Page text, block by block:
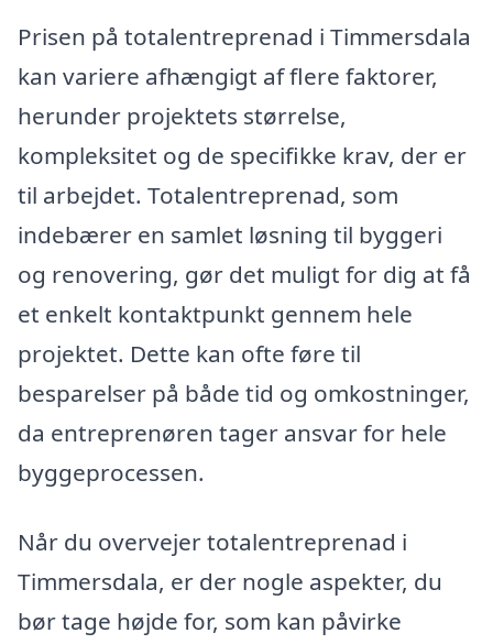
Prisen på totalentreprenad i Timmersdala
kan variere afhængigt af flere faktorer,
herunder projektets størrelse,
kompleksitet og de specifikke krav, der er
til arbejdet. Totalentreprenad, som
indebærer en samlet løsning til byggeri
og renovering, gør det muligt for dig at få
et enkelt kontaktpunkt gennem hele
projektet. Dette kan ofte føre til
besparelser på både tid og omkostninger,
da entreprenøren tager ansvar for hele
byggeprocessen.
Når du overvejer totalentreprenad i
Timmersdala, er der nogle aspekter, du
bør tage højde for, som kan påvirke